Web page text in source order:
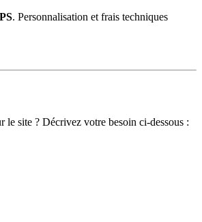
. Personnalisation et frais techniques
site ? Décrivez votre besoin ci-dessous :